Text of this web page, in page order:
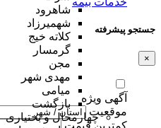
شاهرود
شهمیرزاد
کلاته خیج
گرمسار
مجن
مهدی شهر
میامی
بازگشت
چهارمحال و بختیاری
جستجو پیشرفته
×
آگهی ویژه
موقعیت